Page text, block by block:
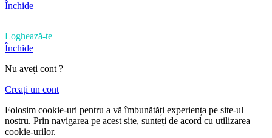
Închide
Loghează-te
Închide
Nu aveți cont ?
Creați un cont
Folosim cookie-uri pentru a vă îmbunătăți experiența pe site-ul
nostru. Prin navigarea pe acest site, sunteți de acord cu utilizarea
cookie-urilor.